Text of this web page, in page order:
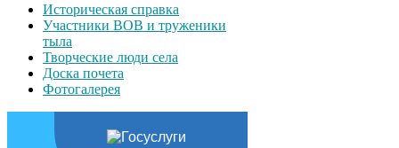
Историческая справка
Участники ВОВ и труженики
тыла
Творческие люди села
Доска почета
Фотогалерея